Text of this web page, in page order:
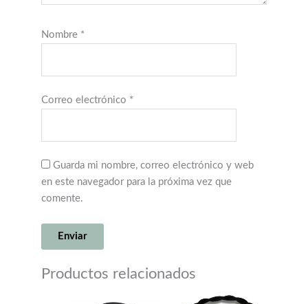
Nombre *
Correo electrónico *
Guarda mi nombre, correo electrónico y web
en este navegador para la próxima vez que
comente.
Productos relacionados